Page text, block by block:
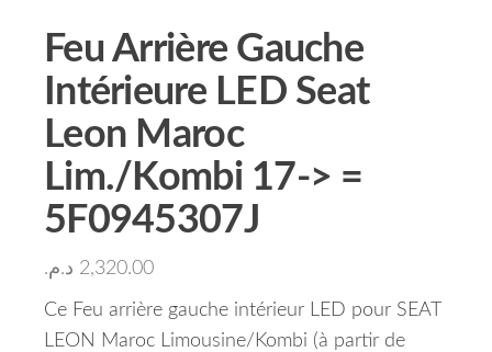
Feu Arrière Gauche
Intérieure LED Seat
Leon Maroc
Lim./Kombi 17-> =
5F0945307J
2,320.00 د.م.
Ce Feu arrière gauche intérieur LED pour SEAT
LEON Maroc Limousine/Kombi (à partir de